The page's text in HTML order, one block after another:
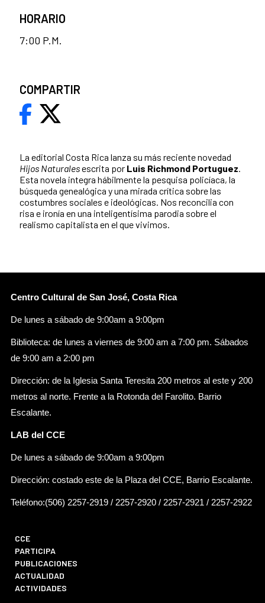
La editorial Costa Rica lanza su más reciente novedad
Hijos Naturalesescrita por Luis Richmond Portuguez
Esta novela integra hábilmente la pesquisa policíaca, la
búsqueda genealógica y una mirada crítica sobre las
costumbres sociales e ideológicas. Nos reconcilia con
risa e ironía en una inteligentísima parodia sobre el
realismo capitalista en el que vivimos.
HORARIO
7:00 P.M.
COMPARTIR
Centro Cultural de San José, Costa Rica
De lunes a sábado de 9:00am a 9:00pm
Biblioteca: de lunes a viernes de 9:00 am a 7:00 pm. Sábados
de 9:00 am a 2:00 pm
Dirección: de la Iglesia Santa Teresita 200 metros al este y 200
metros al norte. Frente a la Rotonda del Farolito. Barrio
Escalante.
LAB del CCE
De lunes a sábado de 9:00am a 9:00pm
Dirección: costado este de la Plaza del CCE, Barrio Escalante.
Teléfono:(506) 2257-2919 / 2257-2920 / 2257-2921 / 2257-2922
CCE
PARTICIPA
PUBLICACIONES
ACTUALIDAD
ACTIVIDADES